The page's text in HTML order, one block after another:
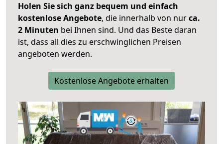
Holen Sie sich ganz bequem und einfach
kostenlose Angebote, die innerhalb von nurca.
2 Minuten bei Ihnen sind. Und das Beste daran
ist, dass all dies zu erschwinglichen Preisen
angeboten werden.
Kostenlose Angebote erhalten